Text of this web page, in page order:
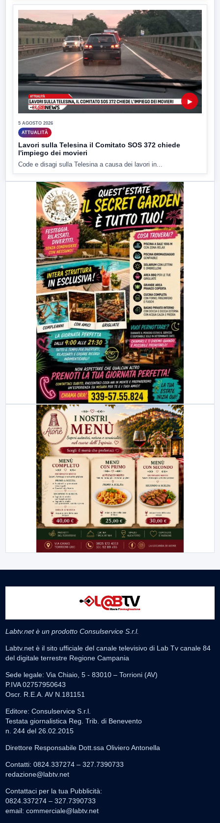
▶
5 AGOSTO 2026
ATTUALITÀ
Lavori sulla Telesina il Comitato SOS 372 chiede
l'impiego dei movieri
Code e disagi sulla Telesina a causa dei lavori in...
Labtv.net è un prodotto Consulservice S.r.l.
Labtv.net è il sito ufficiale del canale televisivo di Lab Tv canale 84
del digitale terrestre Regione Campania
Sede legale: Via Chiaio, 5 - 83010 – Torrioni (AV)
P.IVA 02757950643
Oscr. R.E.A. AV N.181151
Editore: Consulservice S.r.l.
Testata giornalistica Reg. Trib. di Benevento
n. 244 del 26.02.2015
Direttore Responsabile Dott.ssa Oliviero Antonella
Contatti: 0824.337274 – 327.7390733
redazione@labtv.net
Contattaci per la tua Pubblicità:
0824.337274 – 327.7390733
email: commerciale@labtv.net